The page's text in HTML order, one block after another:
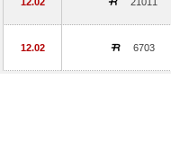
12.02 6703